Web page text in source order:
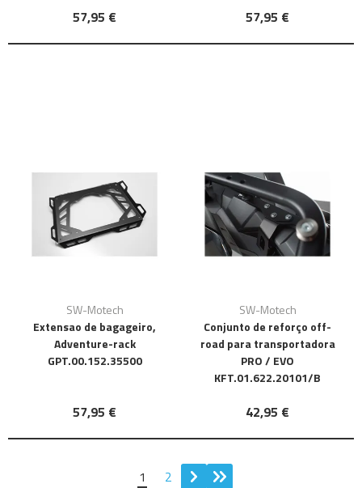
57,95 € 57,95 €
SW-Motech
Extensao de bagageiro,
Adventure-rack
GPT.00.152.35500
57,95 €
SW-Motech
Conjunto de reforço off-
road para transportadora
PRO / EVO
KFT.01.622.20101/B
42,95 €
1 2